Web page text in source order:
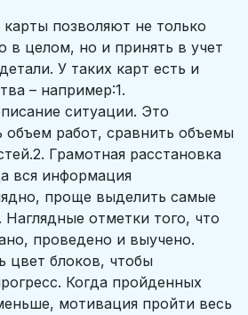
позволяют не только
в целом, но и принять в учет
У таких карт есть и
– например:1.
ситуации. Это
объем работ, сравнить объемы
Грамотная расстановка
вся информация
проще выделить самые
отметки того, что
проведено и выучено.
цвет блоков, чтобы
Когда пройденных
мотивация пройти весь